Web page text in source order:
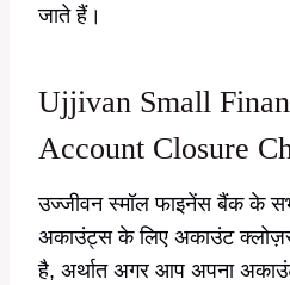
जाते हैं।
Ujjivan Small
Account Closure
उज्जीवन स्मॉल फाइनेंस बैंक के
अकाउंट्स के लिए अकाउंट क्लोज़र
है, अर्थात अगर आप अपना